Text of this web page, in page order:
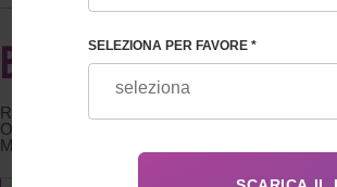
BIOGRAFIA
Responsabile del dipartimento di FIVET
Ostetrico-ginecologo, 1a categoria
Medico di diagnostica ecografica, specialista
SELEZIONA PER FAVORE *